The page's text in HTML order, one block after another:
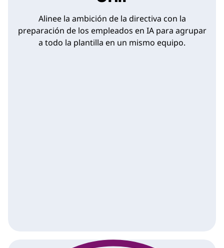
Alinee la ambición de la directiva con la
preparación de los empleados en IA para agrupar
a todo la plantilla en un mismo equipo.